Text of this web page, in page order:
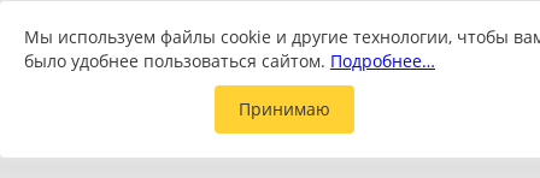
Мы используем файлы cookie и другие технологии, чтобы
было удобнее пользоваться сайтом. Подробнее…
Принимаю